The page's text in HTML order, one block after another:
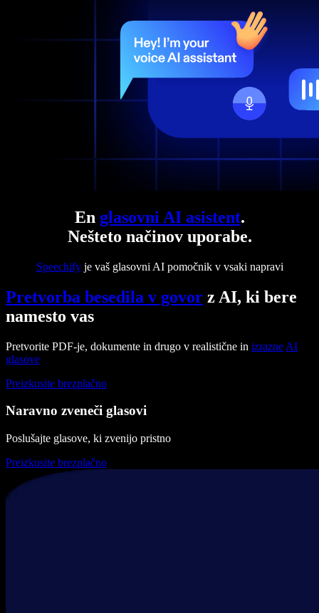
En glasovni AI asistent.
Nešteto načinov uporabe.
Speechifyje vaš glasovni AI pomočnik v vsaki napravi
Pretvorba besedila v govor z AI, ki bere
namesto vas
Pretvorite PDF-je, dokumente in drugo v realistične in izrazne AI
glasove
Preizkusite brezplačno
Naravno zveneči glasovi
Poslušajte glasove, ki zvenijo pristno
Preizkusite brezplačno